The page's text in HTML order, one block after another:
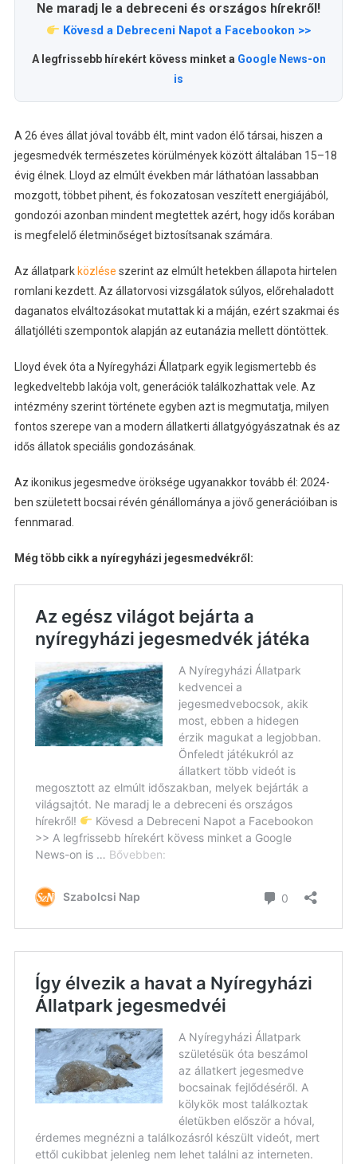
Ne maradj le a debreceni és országos hírekről!
Kövesd a Debreceni Napot a Facebookon >>
A legfrissebb hírekért kövess minket a Google News-on
is
A 26 éves állat jóval tovább élt, mint vadon élő társai, hiszen a
jegesmedvék természetes körülmények között általában 15–18
évig élnek. Lloyd az elmúlt években már láthatóan lassabban
mozgott, többet pihent, és fokozatosan veszített energiájából,
gondozói azonban mindent megtettek azért, hogy idős korában
is megfelelő életminőséget biztosítsanak számára.
Az állatpark közlése szerint az elmúlt hetekben állapota hirtelen
romlani kezdett. Az állatorvosi vizsgálatok súlyos, előrehaladott
daganatos elváltozásokat mutattak ki a máján, ezért szakmai és
állatjólléti szempontok alapján az eutanázia mellett döntöttek.
Lloyd évek óta a Nyíregyházi Állatpark egyik legismertebb és
legkedveltebb lakója volt, generációk találkozhattak vele. Az
intézmény szerint története egyben azt is megmutatja, milyen
fontos szerepe van a modern állatkerti állatgyógyászatnak és az
idős állatok speciális gondozásának.
Az ikonikus jegesmedve öröksége ugyanakkor tovább él: 2024-
ben született bocsai révén génállománya a jövő generációiban is
fennmarad.
Még több cikk a nyíregyházi jegesmedvékről: